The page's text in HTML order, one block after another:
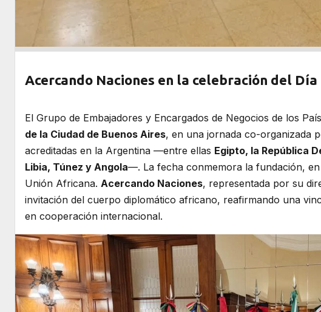
Acercando Naciones en la celebración del
El Grupo de Embajadores y Encargados de Negocios de los
de la Ciudad de Buenos Aires, en una jornada co-organizada
acreditadas en la Argentina —entre ellas Egipto, la República
Libia, Túnez y Angola—. La fecha conmemora la fundación,
Unión Africana. Acercando Naciones, representada por su
invitación del cuerpo diplomático africano, reafirmando una
en cooperación internacional.